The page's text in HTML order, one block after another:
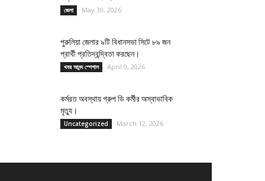
জেলা May 30, 2026
পুরুলিয়া জেলার ৯টি বিধানসভা সিটে ৮৯ জন
প্রার্থী প্রতিদ্বন্দ্বিতা করছেন।
খবর আনন্দ স্পেশাল April 9, 2026
কর্মরত অবস্থায় গ্রুপ ডি কর্মীর অস্বাভাবিক
মৃত্যু।
Uncategorized March 12, 2026